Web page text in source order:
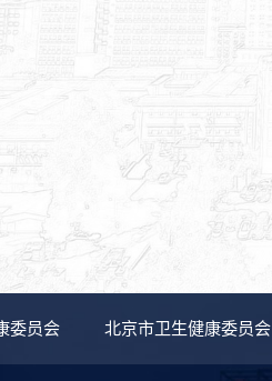
委员会 北京市卫生健康委员会